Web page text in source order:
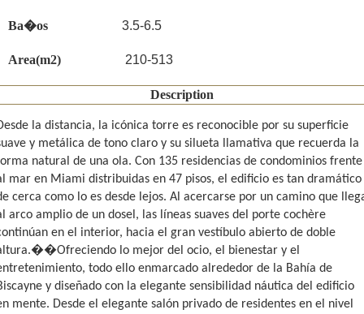
Ba�os 3.5-6.5
Area(m2) 210-513
Description
la distancia, la icónica torre es reconocible por su superficie
y metálica de tono claro y su silueta llamativa que recuerda la
natural de una ola. Con 135 residencias de condominios frente
mar en Miami distribuidas en 47 pisos, el edificio es tan dramático
cerca como lo es desde lejos. Al acercarse por un camino que
arco amplio de un dosel, las líneas suaves del porte cochère
en el interior, hacia el gran vestíbulo abierto de doble
lo mejor del ocio, el bienestar y el
todo ello enmarcado alrededor de la Bahía de
y diseñado con la elegante sensibilidad náutica del edificio
mente. Desde el elegante salón privado de residentes en el nivel